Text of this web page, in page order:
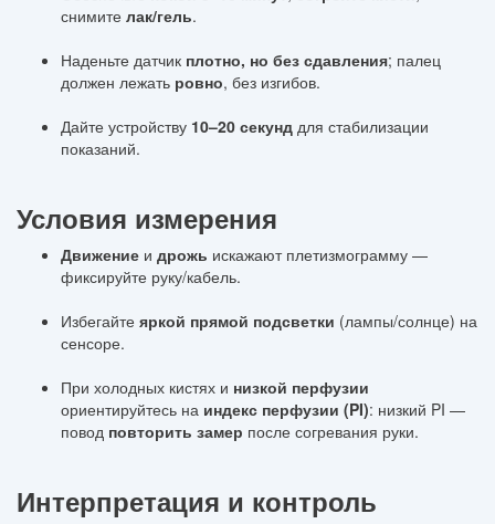
снимите лак/гель.
Наденьте датчик плотно, но без сдавления; палец
должен лежать ровно, без изгибов.
Дайте устройству 10–20 секунд для стабилизации
показаний.
Условия измерения
Движение и дрожь искажают плетизмограмму —
фиксируйте руку/кабель.
Избегайте яркой прямой подсветки (лампы/солнце) на
сенсоре.
При холодных кистях и низкой перфузии
ориентируйтесь на индекс перфузии (PI): низкий PI —
повод повторить замер после согревания руки.
Интерпретация и контроль